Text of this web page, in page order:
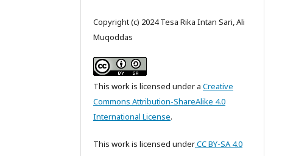
Copyright (c) 2024 Tesa Rika Intan Sari, Ali
Muqoddas
This work is licensed under a Creative
Commons Attribution-ShareAlike 4.0
International License.
This work is licensed underCCBY-SA 4.0